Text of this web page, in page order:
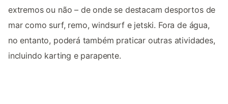
extremos ou não – de onde se destacam desportos de
mar como surf, remo, windsurf e jetski. Fora de água,
no entanto, poderá também praticar outras atividades,
incluindo karting e parapente.